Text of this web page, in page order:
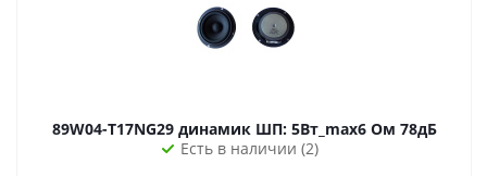
89W04-T17NG29 динамик ШП: 5Вт_max6 Ом 78дБ
Есть в наличии (2)